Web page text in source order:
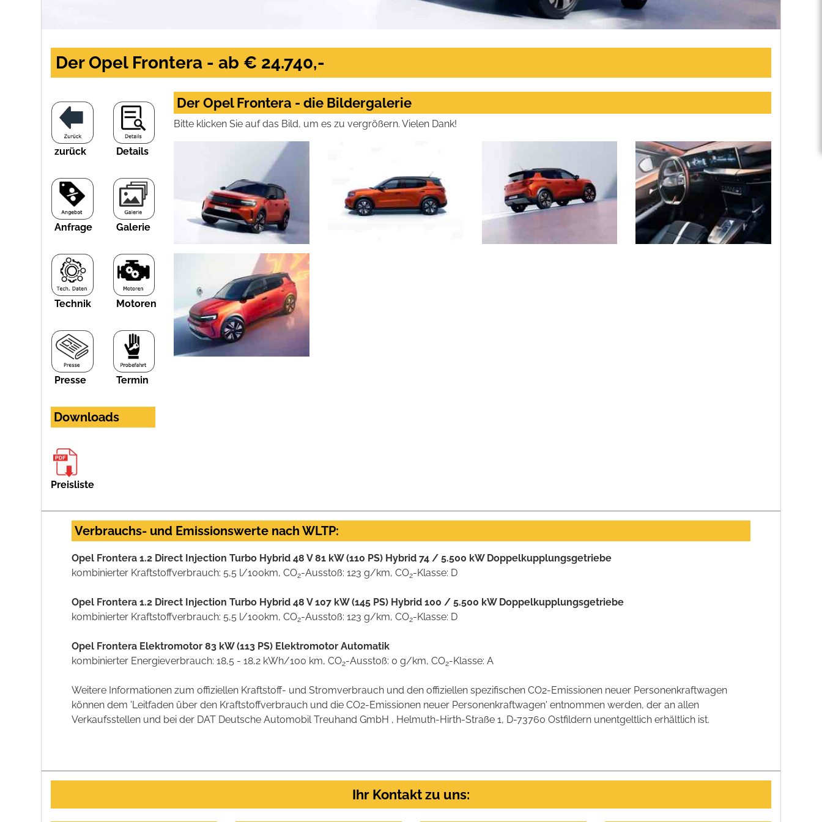
Der Opel Frontera - ab € 24.740,-
zurück Details
Anfrage Galerie
Technik Motoren
Presse Termin
Downloads
Preisliste
Der Opel Frontera - die Bildergalerie
Bitte klicken Sie auf das Bild, um es zu vergrößern. Vielen Dank!
Verbrauchs- und Emissionswerte nach WLTP:
Opel Frontera 1.2 Direct Injection Turbo Hybrid 48 V 81 kW (110 PS) Hybrid 74 / 5.500 kW Doppelkupplungsgetriebe
kombinierter Kraftstoffverbrauch: 5,5 l/100km, CO2-Ausstoß: 123 g/km, CO2-Klasse: D
Opel Frontera 1.2 Direct Injection Turbo Hybrid 48 V 107 kW (145 PS) Hybrid 100 / 5.500 kW Doppelkupplungsgetriebe
kombinierter Kraftstoffverbrauch: 5,5 l/100km, CO2-Ausstoß: 123 g/km, CO2-Klasse: D
Opel Frontera Elektromotor 83 kW (113 PS) Elektromotor Automatik
kombinierter Energieverbrauch: 18,5 - 18,2 kWh/100 km, CO2-Ausstoß: 0 g/km, CO2-Klasse: A
Weitere Informationen zum offiziellen Kraftstoff- und Stromverbrauch und den offiziellen spezifischen CO2-Emissionen neuer Personenkraftwagen
können dem 'Leitfaden über den Kraftstoffverbrauch und die CO2-Emissionen neuer Personenkraftwagen' entnommen werden, der an allen
Verkaufsstellen und bei der DAT Deutsche Automobil Treuhand GmbH , Helmuth-Hirth-Straße 1, D-73760 Ostfildern unentgeltlich erhältlich ist.
Ihr Kontakt zu uns: